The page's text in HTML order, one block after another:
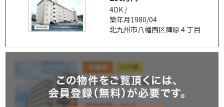
4DK /
築年月1980/04
北九州市八幡西区陣原４丁目